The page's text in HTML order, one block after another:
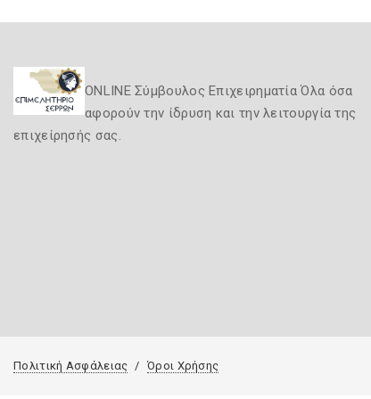
ONLINE Σύμβουλος Επιχειρηματία Όλα όσα
αφορούν την ίδρυση και την λειτουργία της
επιχείρησής σας.
Πολιτική Ασφάλειας Όροι Χρήσης